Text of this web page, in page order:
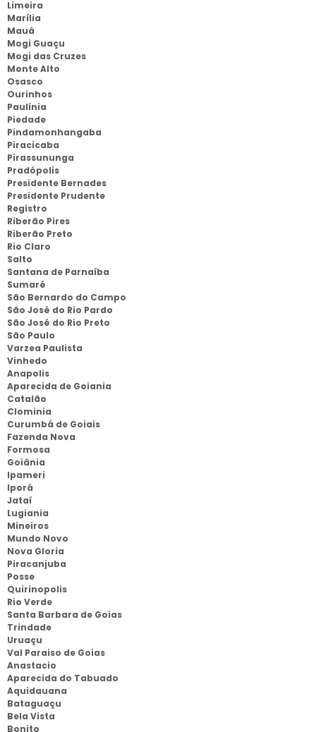
Limeira
Marília
Mauá
Mogi Guaçu
Mogi das Cruzes
Monte Alto
Osasco
Ourinhos
Paulínia
Piedade
Pindamonhangaba
Piracicaba
Pirassununga
Pradópolis
Presidente Bernades
Presidente Prudente
Registro
Riberão Pires
Riberão Preto
Rio Claro
Salto
Santana de Parnaíba
Sumaré
São Bernardo do Campo
São José do Rio Pardo
São José do Rio Preto
São Paulo
Varzea Paulista
Vinhedo
Anapolis
Aparecida de Goiania
Catalão
Clominia
Curumbá de Goiais
Fazenda Nova
Formosa
Goiânia
Ipameri
Iporá
Jataí
Lugiania
Mineiros
Mundo Novo
Nova Gloria
Piracanjuba
Posse
Quirinopolis
Rio Verde
Santa Barbara de Goias
Trindade
Uruaçu
Val Paraiso de Goias
Anastacio
Aparecida do Tabuado
Aquidauana
Bataguaçu
Bela Vista
Bonito